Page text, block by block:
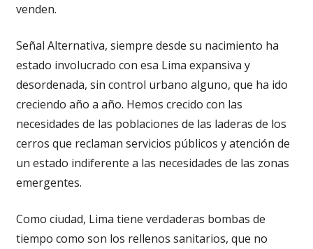
venden.
Señal Alternativa, siempre desde su nacimiento ha
estado involucrado con esa Lima expansiva y
desordenada, sin control urbano alguno, que ha ido
creciendo año a año. Hemos crecido con las
necesidades de las poblaciones de las laderas de los
cerros que reclaman servicios públicos y atención de
un estado indiferente a las necesidades de las zonas
emergentes.
Como ciudad, Lima tiene verdaderas bombas de
tiempo como son los rellenos sanitarios, que no